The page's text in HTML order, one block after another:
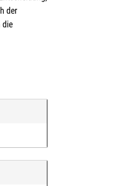
der
die